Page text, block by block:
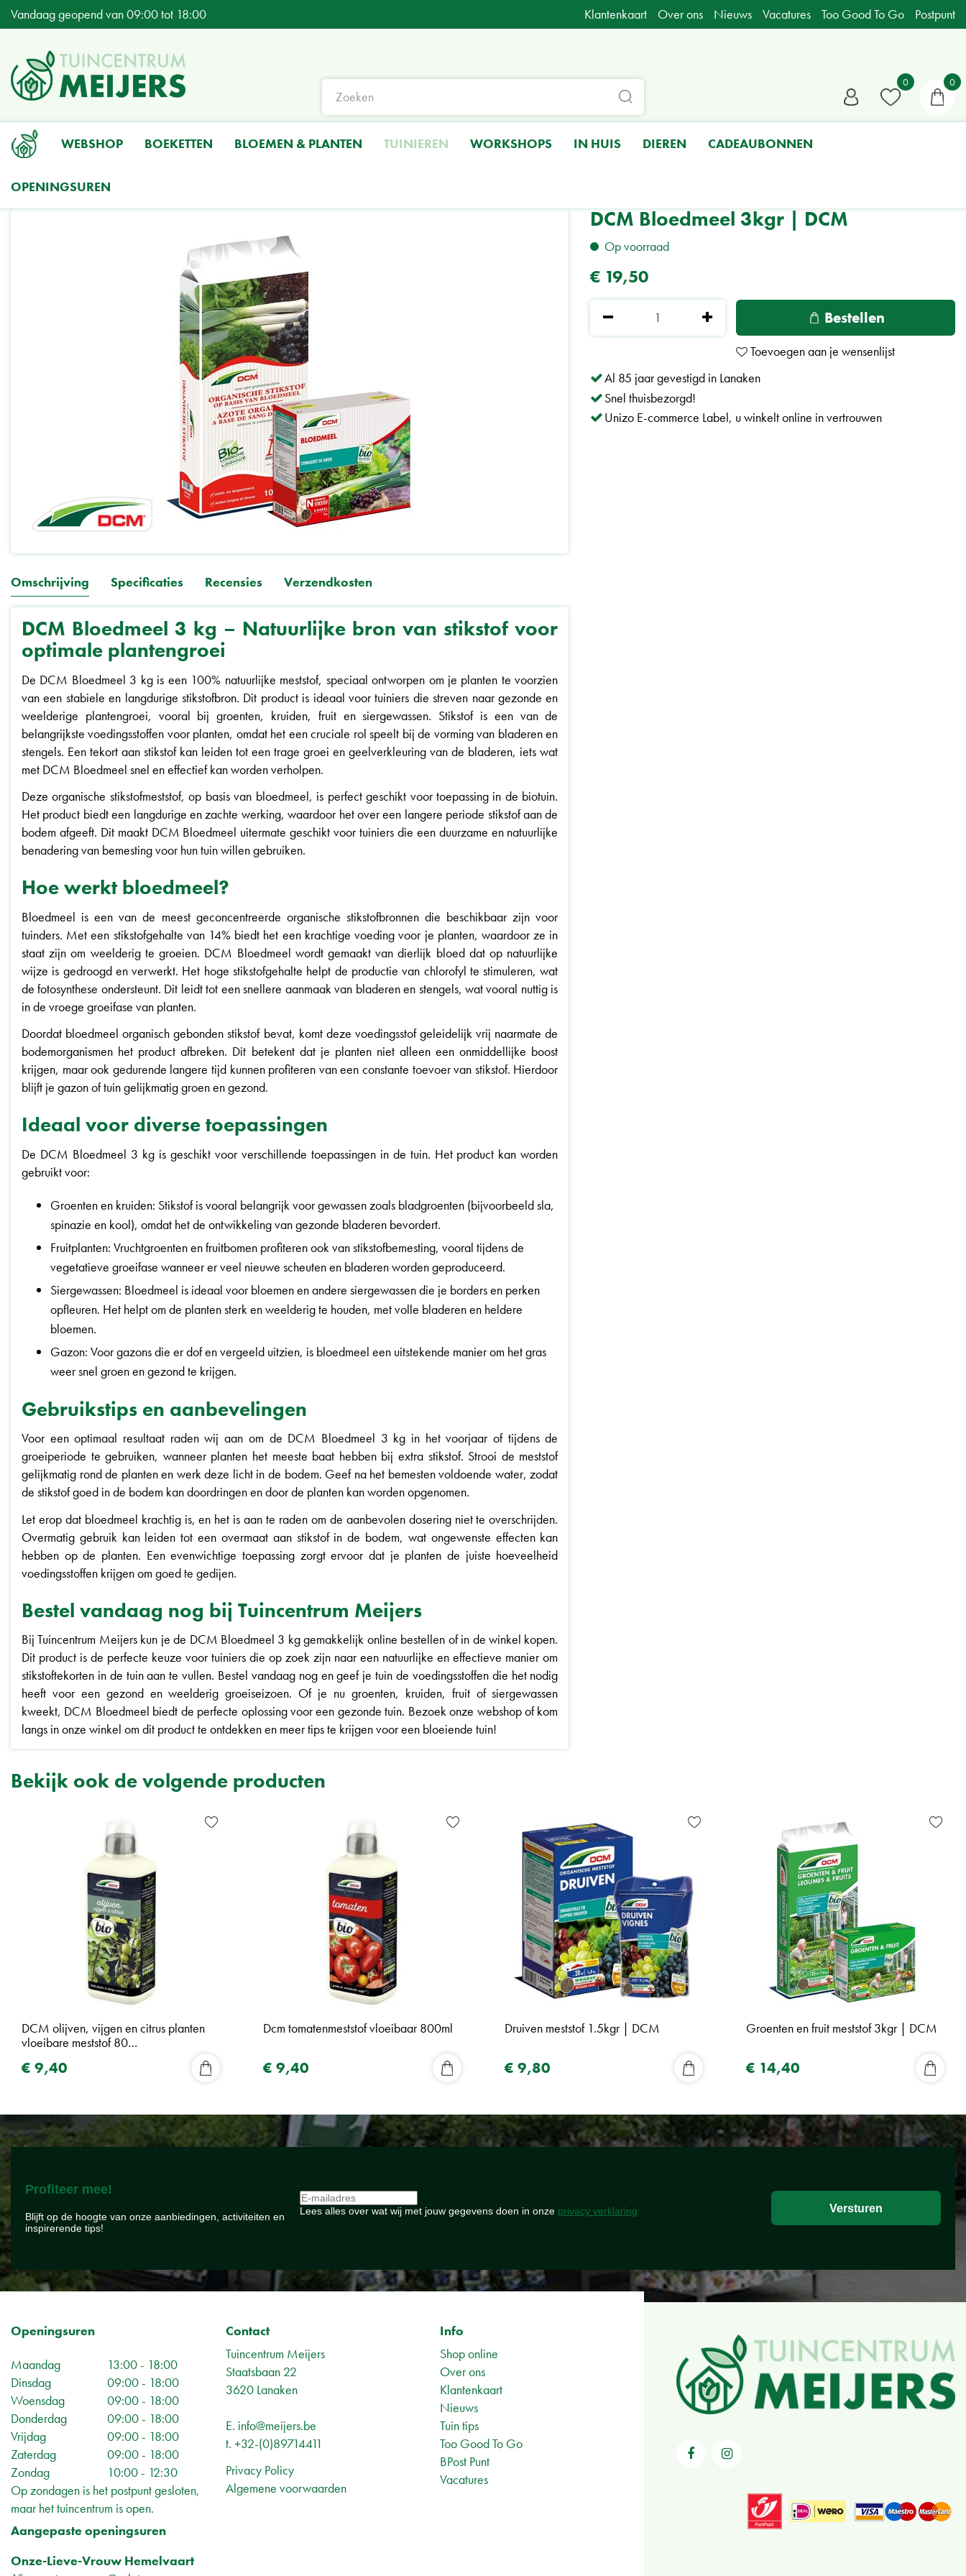
Ga
naar
Home Producten Tuinieren
Vandaag geopend van09:00tot 18:00 Klantenkaart Over ons Nieuws Vacatures Too Good To Go Postpunt
WEBSHOP BOEKETTEN BLOEMEN & PLANTEN TUINIEREN WORKSHOPS IN HUIS DIEREN CADEAUBONNEN
OPENINGSUREN
DCM Bloedmeel 3kgr | DCM
Op voorraad
€ 19,50
Al 85 jaar gevestigd in Lanaken
Snel thuisbezorgd!
Unizo E-commerce Label, u winkelt online in vertrouwen
Omschrijving Specificaties Recensies Verzendkosten
DCM Bloedmeel 3 kg – Natuurlijke bron van stikstof voor
optimale plantengroei
De DCM Bloedmeel 3 kg is een 100% natuurlijke meststof, speciaal ontworpen om je planten te voorzien
van een stabiele en langdurige stikstofbron. Dit product is ideaal voor tuiniers die streven naar gezonde en
weelderige plantengroei, vooral bij groenten, kruiden, fruit en siergewassen. Stikstof is een van de
belangrijkste voedingsstoffen voor planten, omdat het een cruciale rol speelt bij de vorming van bladeren en
stengels. Een tekort aan stikstof kan leiden tot een trage groei en geelverkleuring van de bladeren, iets wat
met DCM Bloedmeel snel en effectief kan worden verholpen.
Deze organische stikstofmeststof, op basis van bloedmeel, is perfect geschikt voor toepassing in de biotuin.
Het product biedt een langdurige en zachte werking, waardoor het over een langere periode stikstof aan de
bodem afgeeft. Dit maakt DCM Bloedmeel uitermate geschikt voor tuiniers die een duurzame en natuurlijke
benadering van bemesting voor hun tuin willen gebruiken.
Hoe werkt bloedmeel?
Bloedmeel is een van de meest geconcentreerde organische stikstofbronnen die beschikbaar zijn voor
tuinders. Met een stikstofgehalte van 14% biedt het een krachtige voeding voor je planten, waardoor ze in
staat zijn om weelderig te groeien. DCM Bloedmeel wordt gemaakt van dierlijk bloed dat op natuurlijke
wijze is gedroogd en verwerkt. Het hoge stikstofgehalte helpt de productie van chlorofyl te stimuleren, wat
de fotosynthese ondersteunt. Dit leidt tot een snellere aanmaak van bladeren en stengels, wat vooral nuttig is
in de vroege groeifase van planten.
Doordat bloedmeel organisch gebonden stikstof bevat, komt deze voedingsstof geleidelijk vrij naarmate de
bodemorganismen het product afbreken. Dit betekent dat je planten niet alleen een onmiddellijke boost
krijgen, maar ook gedurende langere tijd kunnen profiteren van een constante toevoer van stikstof. Hierdoor
blijft je gazon of tuin gelijkmatig groen en gezond.
Ideaal voor diverse toepassingen
De DCM Bloedmeel 3 kg is geschikt voor verschillende toepassingen in de tuin. Het product kan worden
gebruikt voor:
Groenten en kruiden: Stikstof is vooral belangrijk voor gewassen zoals bladgroenten (bijvoorbeeld sla,
spinazie en kool), omdat het de ontwikkeling van gezonde bladeren bevordert.
Fruitplanten: Vruchtgroenten en fruitbomen profiteren ook van stikstofbemesting, vooral tijdens de
vegetatieve groeifase wanneer er veel nieuwe scheuten en bladeren worden geproduceerd.
Siergewassen: Bloedmeel is ideaal voor bloemen en andere siergewassen die je borders en perken
opfleuren. Het helpt om de planten sterk en weelderig te houden, met volle bladeren en heldere
bloemen.
Gazon: Voor gazons die er dof en vergeeld uitzien, is bloedmeel een uitstekende manier om het gras
weer snel groen en gezond te krijgen.
Gebruikstips en aanbevelingen
Voor een optimaal resultaat raden wij aan om de DCM Bloedmeel 3 kg in het voorjaar of tijdens de
groeiperiode te gebruiken, wanneer planten het meeste baat hebben bij extra stikstof. Strooi de meststof
gelijkmatig rond de planten en werk deze licht in de bodem. Geef na het bemesten voldoende water, zodat
de stikstof goed in de bodem kan doordringen en door de planten kan worden opgenomen.
Let erop dat bloedmeel krachtig is, en het is aan te raden om de aanbevolen dosering niet te overschrijden.
Overmatig gebruik kan leiden tot een overmaat aan stikstof in de bodem, wat ongewenste effecten kan
hebben op de planten. Een evenwichtige toepassing zorgt ervoor dat je planten de juiste hoeveelheid
voedingsstoffen krijgen om goed te gedijen.
Bestel vandaag nog bij Tuincentrum Meijers
Bij Tuincentrum Meijers kun je de DCM Bloedmeel 3 kg gemakkelijk online bestellen of in de winkel kopen.
Dit product is de perfecte keuze voor tuiniers die op zoek zijn naar een natuurlijke en effectieve manier om
stikstoftekorten in de tuin aan te vullen. Bestel vandaag nog en geef je tuin de voedingsstoffen die het nodig
heeft voor een gezond en weelderig groeiseizoen. Of je nu groenten, kruiden, fruit of siergewassen
kweekt, DCM Bloedmeel biedt de perfecte oplossing voor een gezonde tuin. Bezoek onze webshop of kom
langs in onze winkel om dit product te ontdekken en meer tips te krijgen voor een bloeiende tuin!
Bekijk ook de volgende producten
DCM olijven, vijgen en citrus planten
vloeibare meststof 80…
€ 9,40
Dcm tomatenmeststof vloeibaar 800ml
€ 9,40
Druiven meststof 1.5kgr | DCM
€ 9,80
Groenten en fruit meststof 3kgr | DCM
€ 14,40
Profiteer mee!
Blijft op de hoogte van onze aanbiedingen, activiteiten en
inspirerende tips!
Lees alles over wat wij met jouw gegevens doen in onze privacy verklaring
Openingsuren
Maandag
13:00 - 18:00
Dinsdag
09:00 - 18:00
Woensdag
09:00 - 18:00
Donderdag
09:00 - 18:00
Vrijdag
09:00 - 18:00
Zaterdag
09:00 - 18:00
Zondag
10:00 - 12:30
Op zondagen is het postpunt gesloten,
maar het tuincentrum is open.
Aangepaste openingsuren
Onze-Lieve-Vrouw Hemelvaart
Contact
Tuincentrum Meijers
Staatsbaan 22
3620 Lanaken
E. info@meijers.be
t. +32-(0)89714411
Privacy Policy
Algemene voorwaarden
Info
Shop online
Over ons
Klantenkaart
Nieuws
Tuin tips
Too Good To Go
BPost Punt
Vacatures